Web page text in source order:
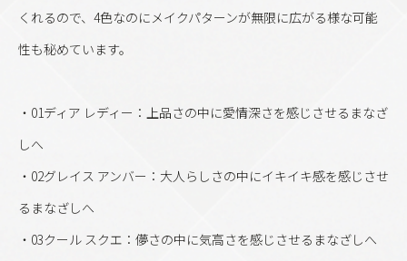
くれるので、4色なのにメイクパターンが無限に広がる様な可能
性も秘めています。
・01ディア レディー：上品さの中に愛情深さを感じさせるまなざ
しへ
・02グレイス アンバー：大人らしさの中にイキイキ感を感じさせ
るまなざしへ
・03クール スクエ：儚さの中に気高さを感じさせるまなざしへ